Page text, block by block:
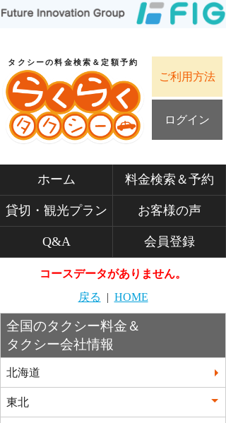
タクシーの料金検索＆定額予約
ご利用方法
ログイン
ホーム 料金検索＆予約
貸切・観光プラン お客様の声
Q&A 会員登録
コースデータがありません。
戻る
HOME
全国のタクシー料金＆
タクシー会社情報
北海道
東北